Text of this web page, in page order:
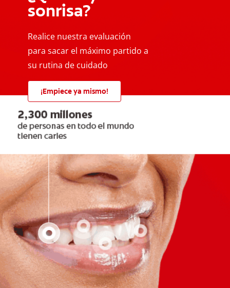
sonrisa?
Realice nuestra evaluación
para sacar el máximo partido a
su rutina de cuidado
¡Empiece ya mismo!